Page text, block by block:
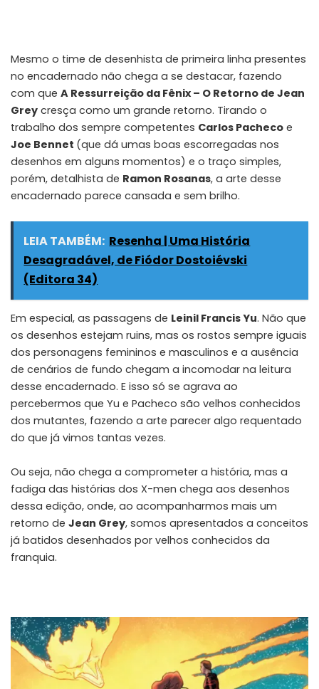
Mesmo o time de desenhista de primeira linha presentes
no encadernado não chega a se destacar, fazendo
com que A Ressurreição da Fênix – O Retorno de Jean
Grey cresça como um grande retorno. Tirando o
trabalho dos sempre competentes Carlos Pacheco e
Joe Bennet (que dá umas boas escorregadas nos
desenhos em alguns momentos) e o traço simples,
porém, detalhista de Ramon Rosanas, a arte desse
encadernado parece cansada e sem brilho.
LEIA TAMBÉM: Resenha | Uma História
Desagradável, de Fiódor Dostoiévski
(Editora 34)
Em especial, as passagens de Leinil Francis Yu. Não que
os desenhos estejam ruins, mas os rostos sempre iguais
dos personagens femininos e masculinos e a ausência
de cenários de fundo chegam a incomodar na leitura
desse encadernado. E isso só se agrava ao
percebermos que Yu e Pacheco são velhos conhecidos
dos mutantes, fazendo a arte parecer algo requentado
do que já vimos tantas vezes.
Ou seja, não chega a comprometer a história, mas a
fadiga das histórias dos X-men chega aos desenhos
dessa edição, onde, ao acompanharmos mais um
retorno de Jean Grey, somos apresentados a conceitos
já batidos desenhados por velhos conhecidos da
franquia.